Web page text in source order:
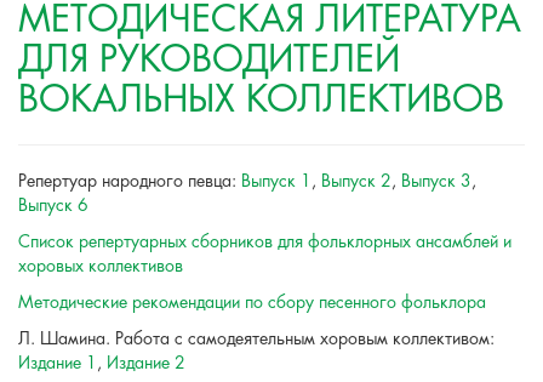
МЕТОДИЧЕСКАЯ ЛИТЕРАТУРА
ДЛЯ РУКОВОДИТЕЛЕЙ
ВОКАЛЬНЫХ КОЛЛЕКТИВОВ
Репертуар народного певца: Выпуск 1 , Выпуск 2, Выпуск 3,
Выпуск 6
Список репертуарных сборников для фольклорных ансамблей и
хоровых коллективов
Методические рекомендации по сбору песенного фольклора
Л. Шамина. Работа с самодеятельным хоровым коллективом:
Издание 1 , Издание 2